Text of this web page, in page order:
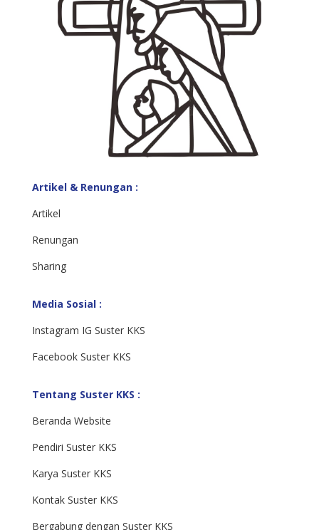
Artikel & Renungan :
Artikel
Renungan
Sharing
Media Sosial :
Instagram IG Suster KKS
Facebook Suster KKS
Tentang Suster KKS :
Beranda Website
Pendiri Suster KKS
Karya Suster KKS
Kontak Suster KKS
Bergabung dengan Suster KKS